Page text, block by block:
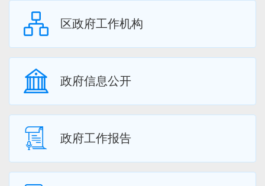
区政府工作机构
政府信息公开
政府工作报告